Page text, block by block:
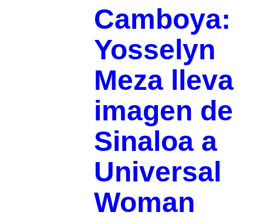
Camboya:
Yosselyn
Meza lleva
imagen de
Sinaloa a
Universal
Woman